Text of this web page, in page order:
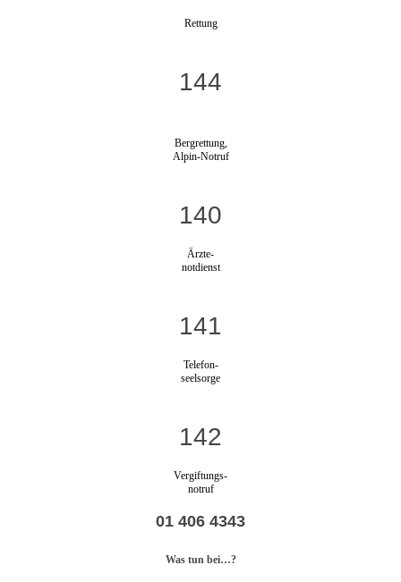
Rettung
144
Bergrettung,
Alpin-Notruf
140
Ärzte-
notdienst
141
Telefon-
seelsorge
142
Vergiftungs-
notruf
01 406 4343
Was tun bei…?